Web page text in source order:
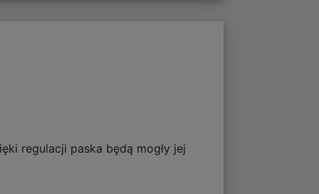
regulacji paska będą mogły jej